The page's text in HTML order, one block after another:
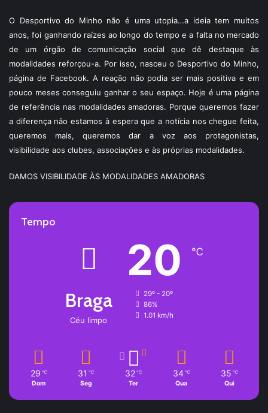
O Desportivo do Minho não é uma utopia…a ideia tem muitos
anos, foi ganhando raízes ao longo do tempo e a falta no mercado
de um órgão de comunicação social que dê destaque às
modalidades reforçou-a. Por isso, nasceu o Desportivo do Minho,
página de Facebook. A reação não podia ser mais positiva e em
pouco meses conseguiu ganhar o seu espaço. Hoje é uma página
de referência nas modalidades amadoras. Porque queremos fazer
a diferença não estamos à espera que a notícia nos chegue feita,
queremos mais, queremos dar a voz aos protagonistas,
visibilidade aos clubes, associações e às próprias modalidades.
DAMOS VISIBILIDADE ÀS MODALIDADES AMADORAS
Tempo
Braga
Céu limpo
20 ℃
29º - 20º
86%
1.01 km/h
29 ℃
Dom
31 ℃
Seg
32 ℃
Ter
34 ℃
Qua
35 ℃
Qui